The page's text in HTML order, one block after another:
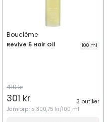
Bouclème
Revive 5 Hair Oil 100 ml
419 kr
301 kr
3 butiker
Jämförpris 300,75 kr/100 ml